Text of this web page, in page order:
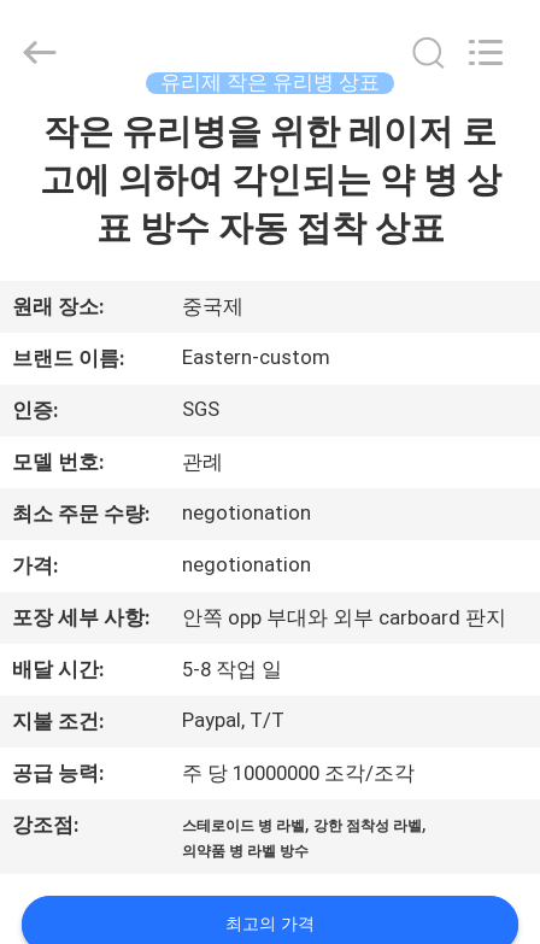
우
리
에
여
공
장
여
행
품
2017
Industry
유리제 작은 유리병 상표
작은 유리병을 위한 레이저 로
고에 의하여 각인되는 약 병 상
표 방수 자동 접착 상표
원래 장소: 중국제
브랜드 이름: Eastern-custom
인증: SGS
모델 번호: 관례
최소 주문 수량: negotionation
가격: negotionation
포장 세부 사항: 안쪽 opp 부대와 외부 carboard 판지
배달 시간: 5-8 작업 일
지불 조건: Paypal, T/T
공급 능력: 주 당 10000000 조각/조각
강조점: 스테로이드 병 라벨, 강한 점착성 라벨,
의약품 병 라벨 방수
최고의 가격